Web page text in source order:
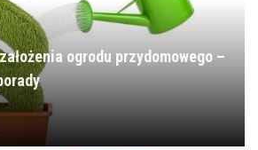
ogrodu przydomowego –